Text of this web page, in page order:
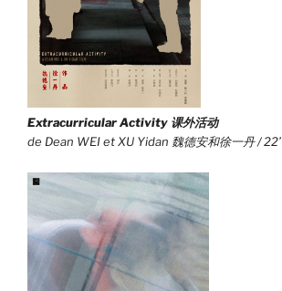
Extracurricular Activity 课外活动
de Dean WEI et XU Yidan 魏德安和徐一丹 / 22’